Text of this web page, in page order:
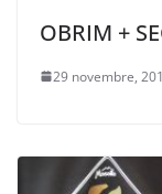
OBRIM +
29 novembre,